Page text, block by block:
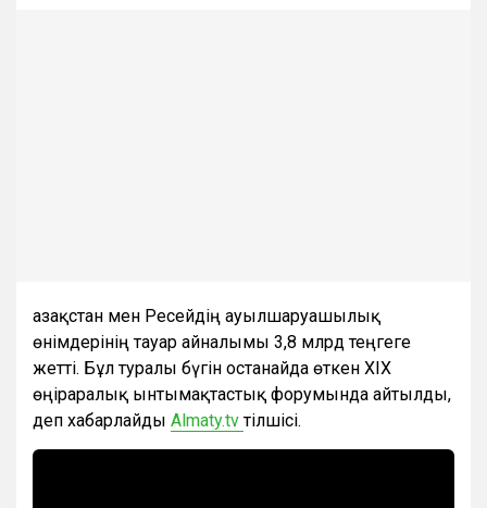
Қазақстан мен Ресейдің ауылшаруашылық
өнімдерінің тауар айналымы 3,8 млрд теңгеге
жетті. Бұл туралы бүгін Қостанайда өткен XIX
өңіраралық ынтымақтастық форумында айтылды,
деп хабарлайды Аlmaty.tvтілшісі.